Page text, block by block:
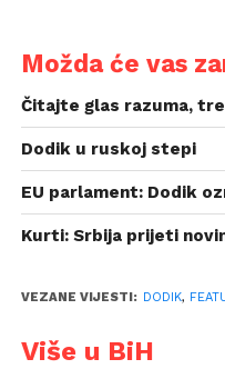
Možda će vas
Čitajte glas razuma,
Dodik u ruskoj stepi
EU parlament: Dodik
Kurti: Srbija prijeti
VEZANE VIJESTI: DODIK,
Više u BiH